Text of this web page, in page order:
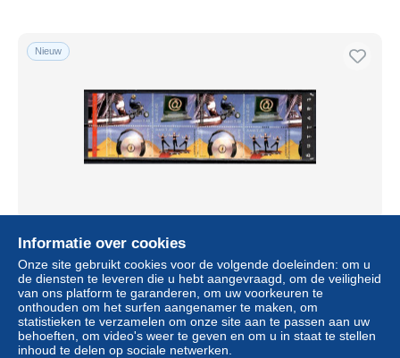
Nieuw
Åland Islands 1998 Mi mh 6 MNH (ZE3 ALNmh6)
± US$ 6,02
Statuut Professioneel handelaar
Informatie over cookies
Onze site gebruikt cookies voor de volgende doeleinden: om u
de diensten te leveren die u hebt aangevraagd, om de veiligheid
van ons platform te garanderen, om uw voorkeuren te
onthouden om het surfen aangenamer te maken, om
statistieken te verzamelen om onze site aan te passen aan uw
behoeften, om video's weer te geven en om u in staat te stellen
inhoud te delen op sociale netwerken.